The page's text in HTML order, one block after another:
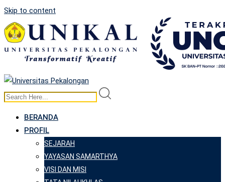
Skip to content
BERANDA
PROFIL
SEJARAH
YAYASAN SAMARTHYA
VISI DAN MISI